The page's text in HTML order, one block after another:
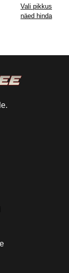
Vali pikkus
näed hinda